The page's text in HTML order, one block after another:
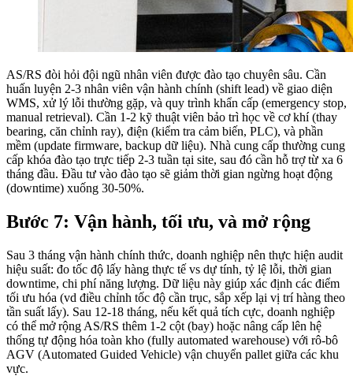
AS/RS đòi hỏi đội ngũ nhân viên được đào tạo chuyên sâu. Cần
huấn luyện 2-3 nhân viên vận hành chính (shift lead) về giao diện
WMS, xử lý lỗi thường gặp, và quy trình khẩn cấp (emergency stop,
manual retrieval). Cần 1-2 kỹ thuật viên bảo trì học về cơ khí (thay
bearing, căn chỉnh ray), điện (kiểm tra cảm biến, PLC), và phần
mềm (update firmware, backup dữ liệu). Nhà cung cấp thường cung
cấp khóa đào tạo trực tiếp 2-3 tuần tại site, sau đó cần hỗ trợ từ xa 6
tháng đầu. Đầu tư vào đào tạo sẽ giảm thời gian ngừng hoạt động
(downtime) xuống 30-50%.
Bước 7: Vận hành, tối ưu, và mở rộng
Sau 3 tháng vận hành chính thức, doanh nghiệp nên thực hiện audit
hiệu suất: đo tốc độ lấy hàng thực tế vs dự tính, tỷ lệ lỗi, thời gian
downtime, chi phí năng lượng. Dữ liệu này giúp xác định các điểm
tối ưu hóa (vd điều chỉnh tốc độ cần trục, sắp xếp lại vị trí hàng theo
tần suất lấy). Sau 12-18 tháng, nếu kết quả tích cực, doanh nghiệp
có thể mở rộng AS/RS thêm 1-2 cột (bay) hoặc nâng cấp lên hệ
thống tự động hóa toàn kho (fully automated warehouse) với rô-bô
AGV (Automated Guided Vehicle) vận chuyển pallet giữa các khu
vực.